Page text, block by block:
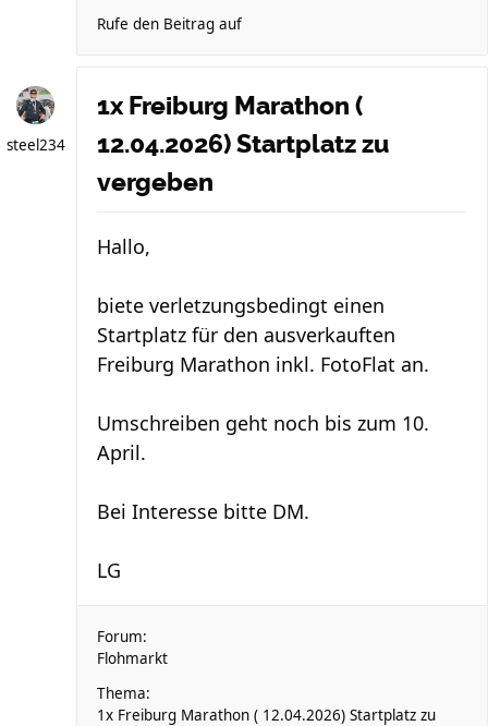
Rufe den Beitrag auf
steel234
1x Freiburg Marathon (
12.04.2026) Startplatz zu
vergeben
Hallo,
biete verletzungsbedingt einen
Startplatz für den ausverkauften
Freiburg Marathon inkl. FotoFlat an.
Umschreiben geht noch bis zum 10.
April.
Bei Interesse bitte DM.
LG
Forum:
Flohmarkt
Thema:
1x Freiburg Marathon ( 12.04.2026) Startplatz zu